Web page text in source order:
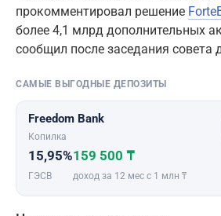
прокомментировал решение
более 4,1 млрд дополнительных
сообщил после заседания совета
САМЫЕ ВЫГОДНЫЕ ДЕПОЗИТЫ
Freedom Bank
Копилка
15,95%
ГЭСВ
159 500 ₸
доход за 12 мес с 1 млн ₸